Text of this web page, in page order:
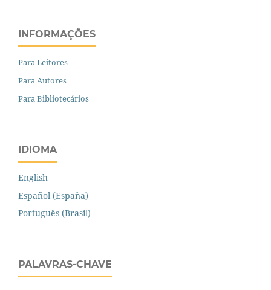
INFORMAÇÕES
Para Leitores
Para Autores
Para Bibliotecários
IDIOMA
English
Español (España)
Português (Brasil)
PALAVRAS-CHAVE